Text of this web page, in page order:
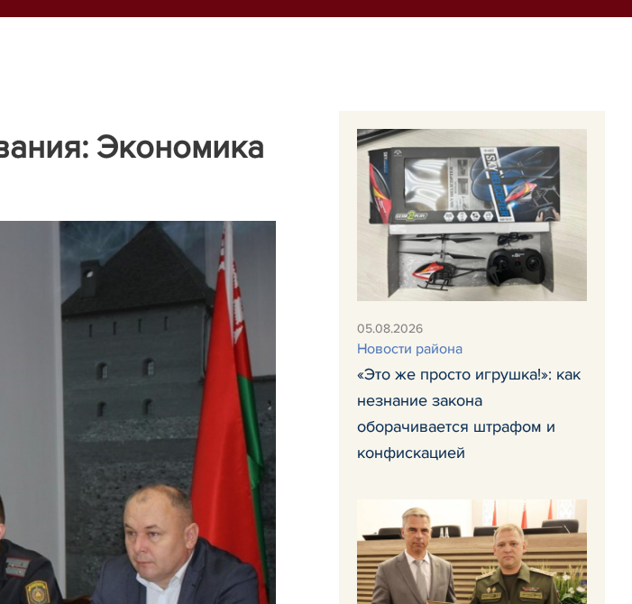
Экономика
05.08.2026
Новости района
«Это же просто игрушка!»: как
незнание закона
оборачивается штрафом и
конфискацией